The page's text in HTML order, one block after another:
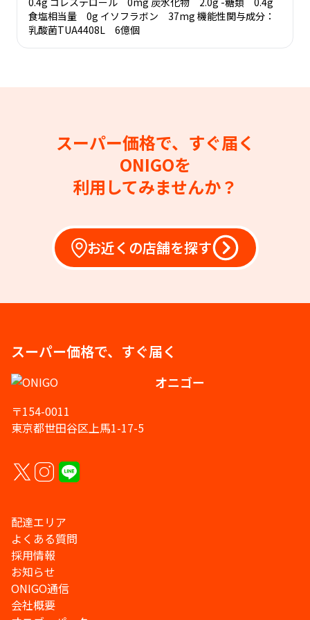
食塩相当量 0g イソフラボン 37mg 機能性関与成分：
乳酸菌TUA4408L 6億個
スーパー価格で、すぐ届く
ONIGOを
利用してみませんか？
お近くの店舗を探す
スーパー価格で、すぐ届く
オニゴー
〒154-0011
東京都世田谷区上馬1-17-5
配達エリア
よくある質問
採用情報
お知らせ
ONIGO通信
会社概要